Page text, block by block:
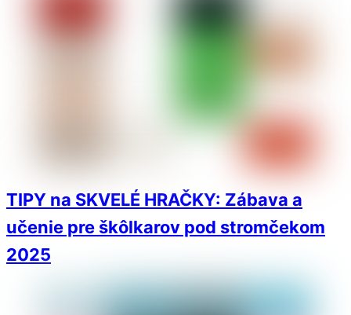
TIPY na SKVELÉ HRAČKY: Zábava a
učenie pre škôlkarov pod stromčekom
2025